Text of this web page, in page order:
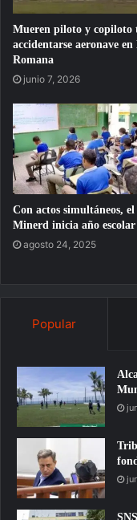
Mueren piloto y copiloto
accidentarse aeronave en
Romana
junio 7, 2026
Con actos simultáneos, el
Minerd inicia año escolar
agosto 24, 2025
Popular